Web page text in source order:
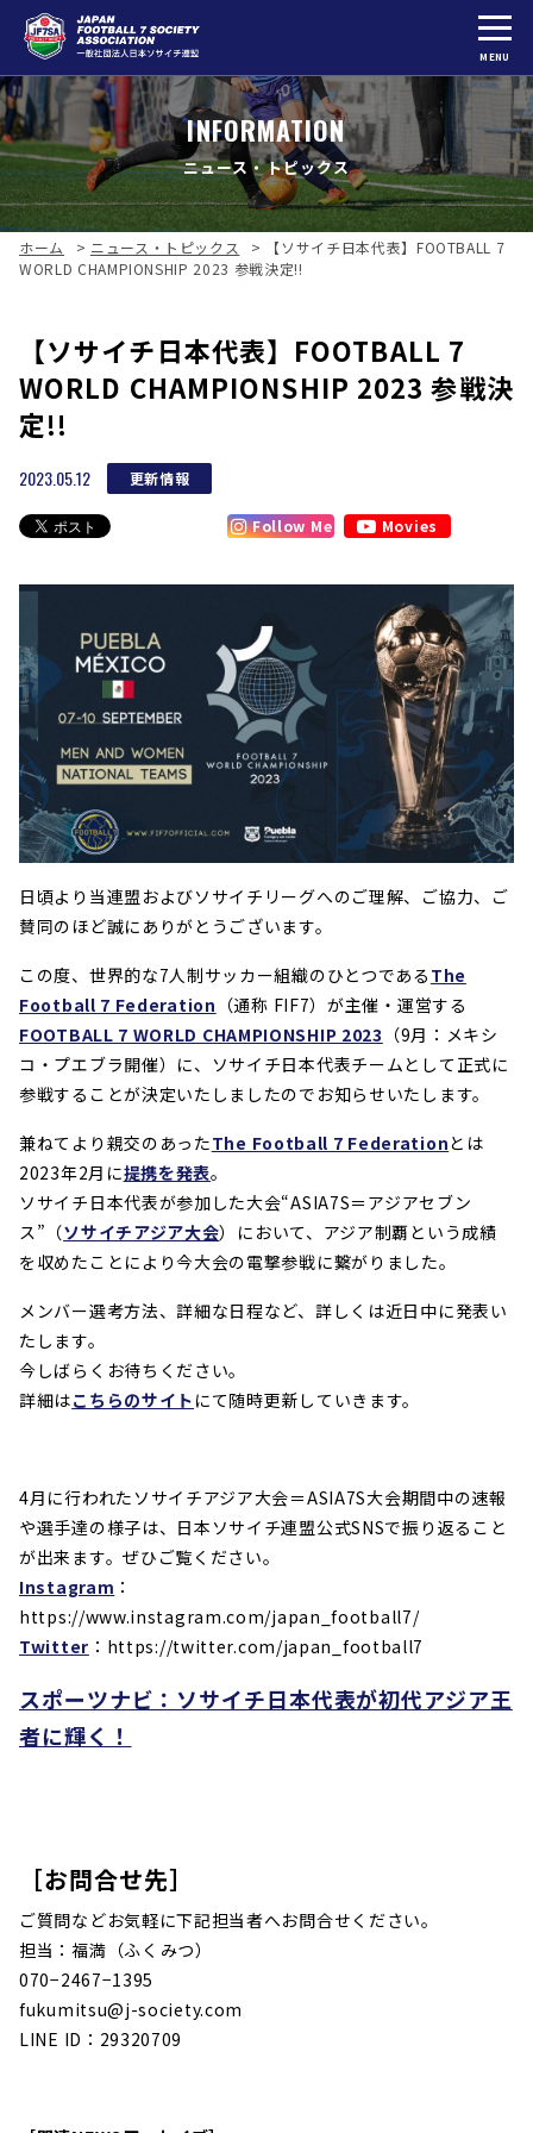
MENU
INFORMATION
ニュース・トピックス
ホーム > ニュース・トピックス >
【ソサイチ日本代表】FOOTBALL 7
WORLD CHAMPIONSHIP 2023 参戦決定!!
【ソサイチ日本代表】FOOTBALL 7
WORLD CHAMPIONSHIP 2023 参戦決
定!!
2023.05.12 更新情報
Follow Me Movies
日頃より当連盟およびソサイチリーグへのご理解、ご協力、ご
賛同のほど誠にありがとうございます。
この度、世界的な7人制サッカー組織のひとつである The
Football 7 Federation （通称 FIF7）が主催・運営する
FOOTBALL 7 WORLD CHAMPIONSHIP 2023 （9月：メキシ
コ・プエブラ開催）に、ソサイチ日本代表チームとして正式に
参戦することが決定いたしましたのでお知らせいたします。
兼ねてより親交のあったThe Football 7 Federationとは
2023年2月に提携を発表。
ソサイチ日本代表が参加した大会“ASIA7S＝アジアセブン
ス”（ソサイチアジア大会）において、アジア制覇という成績
を収めたことにより今大会の電撃参戦に繋がりました。
メンバー選考方法、詳細な日程など、詳しくは近日中に発表い
たします。
今しばらくお待ちください。
詳細はこちらのサイト にて随時更新していきます。
4月に行われたソサイチアジア大会＝ASIA7S大会期間中の速報
や選手達の様子は、日本ソサイチ連盟公式SNSで振り返ること
が出来ます。ぜひご覧ください。
Instagram ：
https://www.instagram.com/japan_football7/
Twitter ：https://twitter.com/japan_football7
スポーツナビ：ソサイチ日本代表が初代アジア王
者に輝く！
［お問合せ先］
ご質問などお気軽に下記担当者へお問合せください。
担当：福満（ふくみつ）
070−2467−1395
fukumitsu@j-society.com
LINE ID：29320709